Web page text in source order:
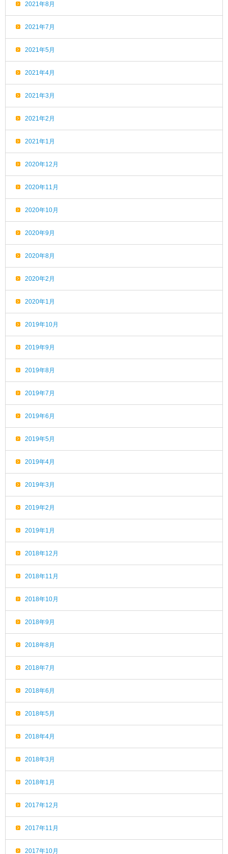
2021年8月
2021年7月
2021年5月
2021年4月
2021年3月
2021年2月
2021年1月
2020年12月
2020年11月
2020年10月
2020年9月
2020年8月
2020年2月
2020年1月
2019年10月
2019年9月
2019年8月
2019年7月
2019年6月
2019年5月
2019年4月
2019年3月
2019年2月
2019年1月
2018年12月
2018年11月
2018年10月
2018年9月
2018年8月
2018年7月
2018年6月
2018年5月
2018年4月
2018年3月
2018年1月
2017年12月
2017年11月
2017年10月